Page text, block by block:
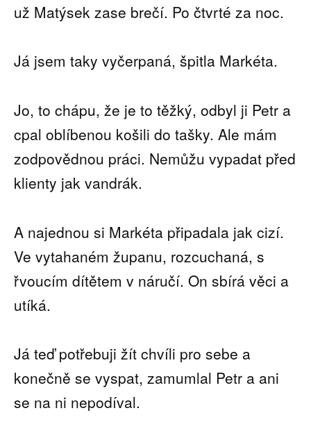
už Matýsek zase brečí. Po čtvrté za noc.
Já jsem taky vyčerpaná, špitla Markéta.
Jo, to chápu, že je to těžký, odbyl ji Petr a
cpal oblíbenou košili do tašky. Ale mám
zodpovědnou práci. Nemůžu vypadat před
klienty jak vandrák.
A najednou si Markéta připadala jak cizí.
Ve vytahaném županu, rozcuchaná, s
řvoucím dítětem v náručí. On sbírá věci a
utíká.
Já teď potřebuji žít chvíli pro sebe a
konečně se vyspat, zamumlal Petr a ani
se na ni nepodíval.